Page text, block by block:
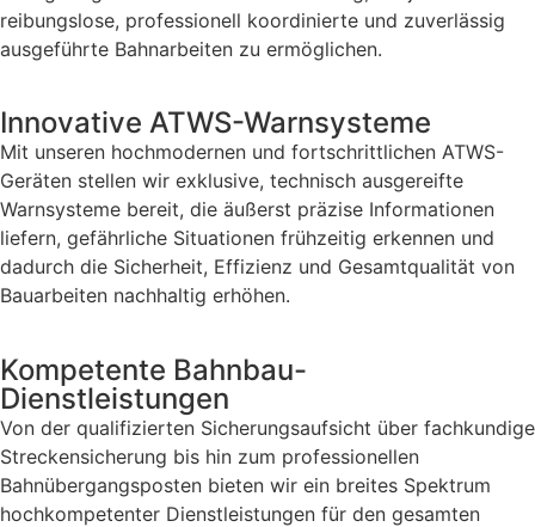
reibungslose, professionell koordinierte und zuverlässig
ausgeführte Bahnarbeiten zu ermöglichen.
Innovative ATWS-Warnsysteme
Mit unseren hochmodernen und fortschrittlichen ATWS-
Geräten stellen wir exklusive, technisch ausgereifte
Warnsysteme bereit, die äußerst präzise Informationen
liefern, gefährliche Situationen frühzeitig erkennen und
dadurch die Sicherheit, Effizienz und Gesamtqualität von
Bauarbeiten nachhaltig erhöhen.
Kompetente Bahnbau-
Dienstleistungen
Von der qualifizierten Sicherungsaufsicht über fachkundige
Streckensicherung bis hin zum professionellen
Bahnübergangsposten bieten wir ein breites Spektrum
hochkompetenter Dienstleistungen für den gesamten